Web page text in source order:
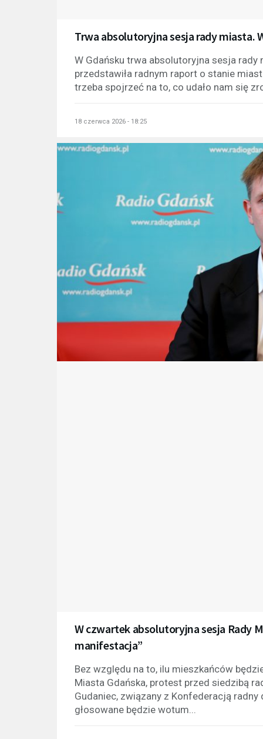
Trwa absolutoryjna sesja rady miasta.
W Gdańsku trwa absolutoryjna sesja
przedstawiła radnym raport o stanie
trzeba spojrzeć na to, co udało nam się
18 czerwca 2026 - 18:25
W czwartek absolutoryjna sesja Rady
manifestacja”
Bez względu na to, ilu mieszkańców
Miasta Gdańska, protest przed siedzibą
Gudaniec, związany z Konfederacją
głosowane będzie wotum...